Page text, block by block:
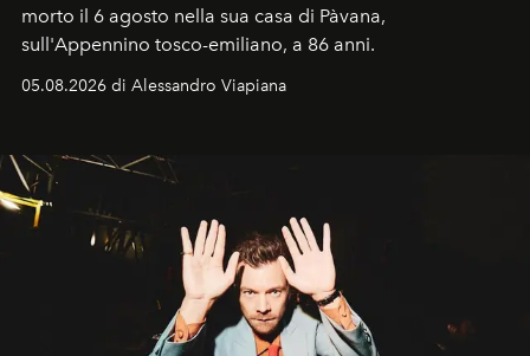
morto il 6 agosto nella sua casa di Pàvana,
sull'Appennino tosco-emiliano, a 86 anni.
05.08.2026 di Alessandro Viapiana